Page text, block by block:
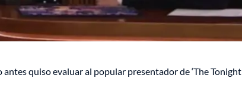
quiso evaluar al popular presentador de ‘The Tonight